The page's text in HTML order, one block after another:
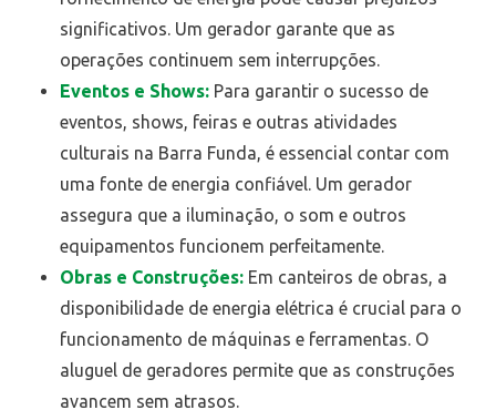
significativos. Um gerador garante que as
operações continuem sem interrupções.
Eventos e Shows: Para garantir o sucesso de
eventos, shows, feiras e outras atividades
culturais na Barra Funda, é essencial contar com
uma fonte de energia confiável. Um gerador
assegura que a iluminação, o som e outros
equipamentos funcionem perfeitamente.
Obras e Construções: Em canteiros de obras, a
disponibilidade de energia elétrica é crucial para o
funcionamento de máquinas e ferramentas. O
aluguel de geradores permite que as construções
avancem sem atrasos.